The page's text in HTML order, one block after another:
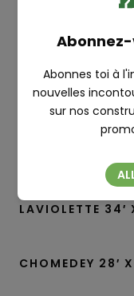
HÉBERT 34′ X
LAVIOLETTE 34′
LAVIOLETTE 34′
CHOMEDEY 28′
Abonnes toi à
nouvelles
sur nos
Fermer